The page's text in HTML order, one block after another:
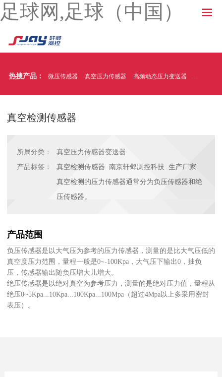
足球网,足球（中国）
热搜产品： 微压传感器 真空压力传感器 高频动态压力变送器 温压一体
真空检测传感器
所属分类：
真空压力传感器变送器
产品标签：
真空检测传感器 南京轩邺测控科技 生产厂家
真空检测的压力传感器通常分为负压传感器和绝
压传感器。
产品范围
负压传感器是以大气压为参考的压力传感器，测量的是比大气压低的
真空度压力范围，量程一般是0~-100Kpa，大气压下输出0，抽负
压，传感器输出随负压增大儿增大。
绝压传感器是以绝对真空为参考压力，测量的是绝对压力值，量程从
绝压0~5Kpa...10Kpa...100Kpa...100Mpa（超过4Mpa以上多采用密封
表压）。